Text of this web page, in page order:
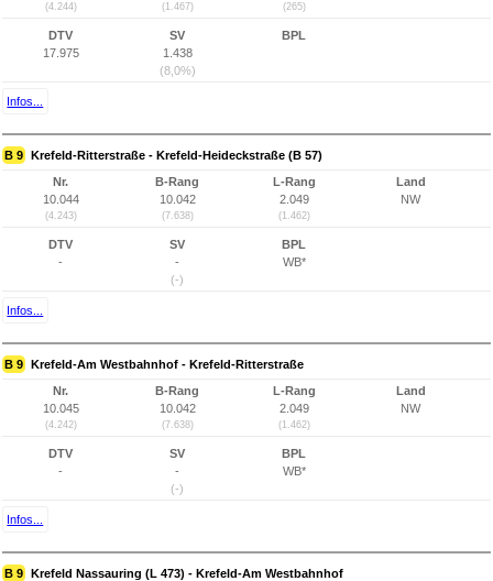
(4.244) (1.467) (265)
DTV
17.975
SV
1.438
(8,0%)
BPL
Infos...
B 9 Krefeld-Ritterstraße - Krefeld-Heideckstraße (B 57)
Nr.
10.044
(4.243)
B-Rang
10.042
(7.638)
L-Rang
2.049
(1.462)
Land
NW
DTV
-
SV
-
(-)
BPL
WB*
Infos...
B 9 Krefeld-Am Westbahnhof - Krefeld-Ritterstraße
Nr.
10.045
(4.242)
B-Rang
10.042
(7.638)
L-Rang
2.049
(1.462)
Land
NW
DTV
-
SV
-
(-)
BPL
WB*
Infos...
B 9 Krefeld Nassauring (L 473) - Krefeld-Am Westbahnhof